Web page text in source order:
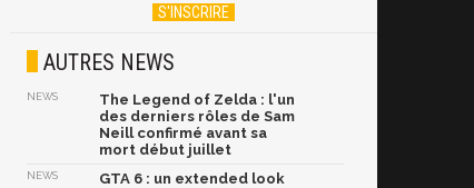
AUTRES NEWS
NEWS
The Legend of Zelda : l'un
des derniers rôles de Sam
Neill confirmé avant sa
mort début juillet
NEWS
GTA 6 : un extended look